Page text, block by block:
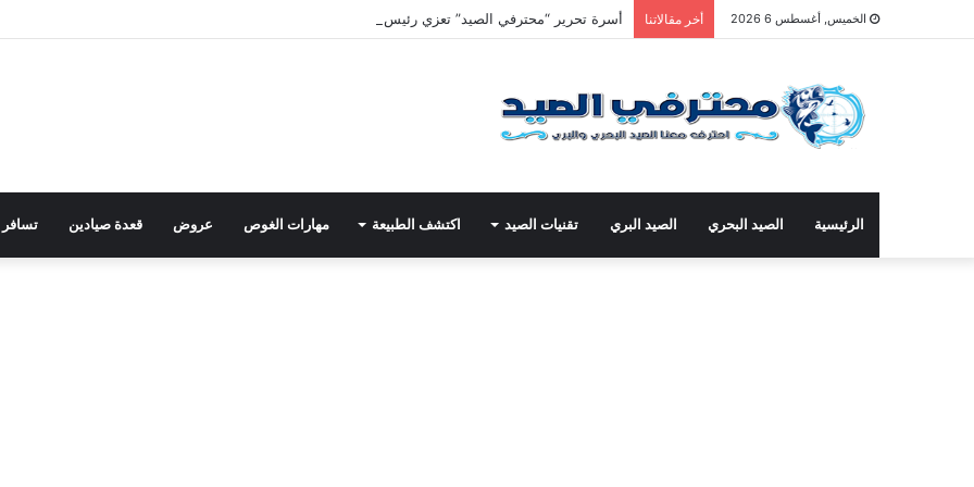
الخميس, أغسطس 6 2026 أخر مقالاتنا أسرة تحرير “محترفي الصيد” تعزي رئيس التحرير في وفاة والد زوجته
الرئيسية الصيد البحري الصيد البري تقنيات الصيد اكتشف الطبيعة مهارات الغوص عروض قعدة صيادين تسافر